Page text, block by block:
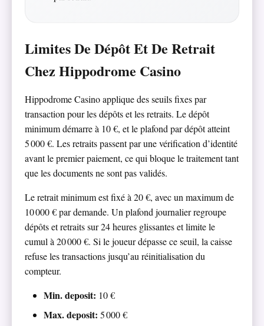
Limites De Dépôt Et De Retrait
Chez Hippodrome Casino
Hippodrome Casino applique des seuils fixes par
transaction pour les dépôts et les retraits. Le dépôt
minimum démarre à 10 €, et le plafond par dépôt atteint
5 000 €. Les retraits passent par une vérification d’identité
avant le premier paiement, ce qui bloque le traitement tant
que les documents ne sont pas validés.
Le retrait minimum est fixé à 20 €, avec un maximum de
10 000 € par demande. Un plafond journalier regroupe
dépôts et retraits sur 24 heures glissantes et limite le
cumul à 20 000 €. Si le joueur dépasse ce seuil, la caisse
refuse les transactions jusqu’au réinitialisation du
compteur.
Min. deposit: 10 €
Max. deposit: 5 000 €